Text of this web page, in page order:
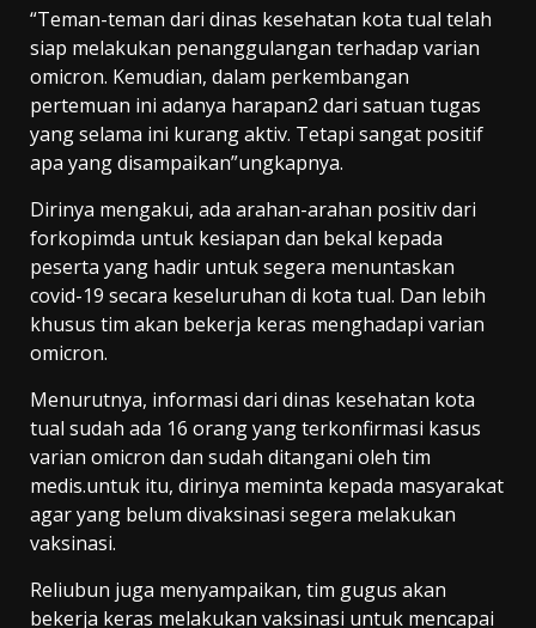
“Teman-teman dari dinas kesehatan kota tual telah
siap melakukan penanggulangan terhadap varian
omicron. Kemudian, dalam perkembangan
pertemuan ini adanya harapan2 dari satuan tugas
yang selama ini kurang aktiv. Tetapi sangat positif
apa yang disampaikan”ungkapnya.
Dirinya mengakui, ada arahan-arahan positiv dari
forkopimda untuk kesiapan dan bekal kepada
peserta yang hadir untuk segera menuntaskan
covid-19 secara keseluruhan di kota tual. Dan lebih
khusus tim akan bekerja keras menghadapi varian
omicron.
Menurutnya, informasi dari dinas kesehatan kota
tual sudah ada 16 orang yang terkonfirmasi kasus
varian omicron dan sudah ditangani oleh tim
medis.untuk itu, dirinya meminta kepada masyarakat
agar yang belum divaksinasi segera melakukan
vaksinasi.
Reliubun juga menyampaikan, tim gugus akan
bekerja keras melakukan vaksinasi untuk mencapai